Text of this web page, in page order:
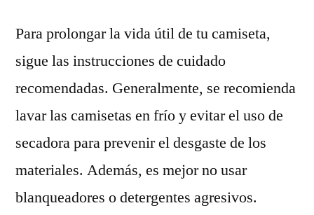
Para prolongar la vida útil de tu camiseta,
sigue las instrucciones de cuidado
recomendadas. Generalmente, se recomienda
lavar las camisetas en frío y evitar el uso de
secadora para prevenir el desgaste de los
materiales. Además, es mejor no usar
blanqueadores o detergentes agresivos.